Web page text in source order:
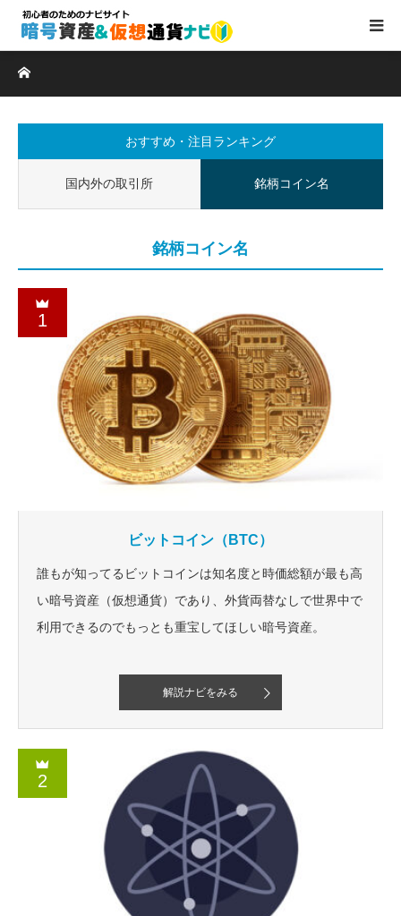
ホーム
おすすめ・注目ランキング
国内外の取引所 銘柄コイン名
銘柄コイン名
1
ビットコイン（BTC）
誰もが知ってるビットコインは知名度と時価総額が最も高
い暗号資産（仮想通貨）であり、外貨両替なしで世界中で
利用できるのでもっとも重宝してほしい暗号資産。
解説ナビをみる
2